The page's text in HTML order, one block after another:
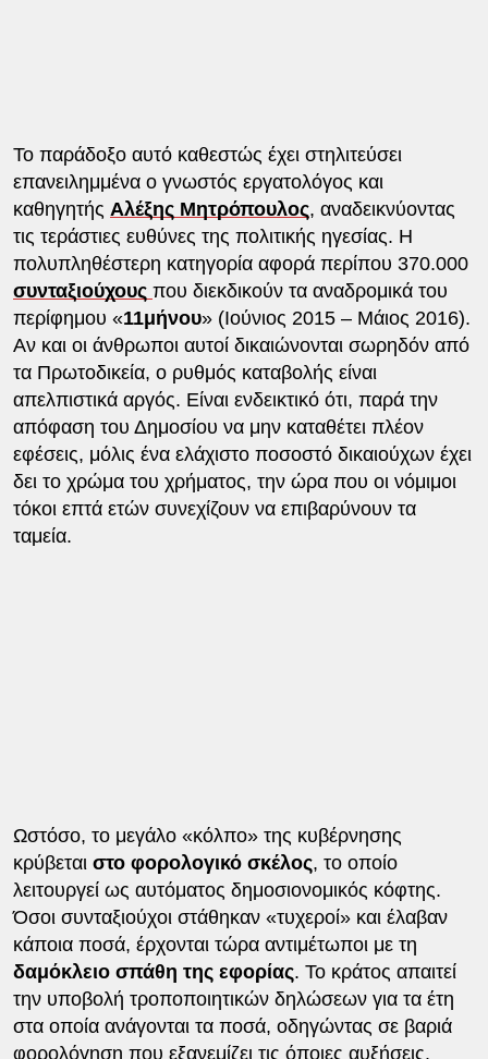
Το παράδοξο αυτό καθεστώς έχει στηλιτεύσει
επανειλημμένα ο γνωστός εργατολόγος και
καθηγητής Αλέξης Μητρόπουλος, αναδεικνύοντας
τις τεράστιες ευθύνες της πολιτικής ηγεσίας. Η
πολυπληθέστερη κατηγορία αφορά περίπου 370.000
συνταξιούχους που διεκδικούν τα αναδρομικά του
περίφημου «11μήνου» (Ιούνιος 2015 – Μάιος 2016).
Αν και οι άνθρωποι αυτοί δικαιώνονται σωρηδόν από
τα Πρωτοδικεία, ο ρυθμός καταβολής είναι
απελπιστικά αργός. Είναι ενδεικτικό ότι, παρά την
απόφαση του Δημοσίου να μην καταθέτει πλέον
εφέσεις, μόλις ένα ελάχιστο ποσοστό δικαιούχων έχει
δει το χρώμα του χρήματος, την ώρα που οι νόμιμοι
τόκοι επτά ετών συνεχίζουν να επιβαρύνουν τα
ταμεία.
Ωστόσο, το μεγάλο «κόλπο» της κυβέρνησης
κρύβεται στο φορολογικό σκέλος, το οποίο
λειτουργεί ως αυτόματος δημοσιονομικός κόφτης.
Όσοι συνταξιούχοι στάθηκαν «τυχεροί» και έλαβαν
κάποια ποσά, έρχονται τώρα αντιμέτωποι με τη
δαμόκλειο σπάθη της εφορίας. Το κράτος απαιτεί
την υποβολή τροποποιητικών δηλώσεων για τα έτη
στα οποία ανάγονται τα ποσά, οδηγώντας σε βαριά
φορολόγηση που εξανεμίζει τις όποιες αυξήσεις.